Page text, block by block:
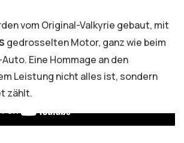
vom Original-Valkyrie gebaut, mit
gedrosselten Motor, ganz wie beim
Eine Hommage an den
Leistung nicht alles ist, sondern
zählt.